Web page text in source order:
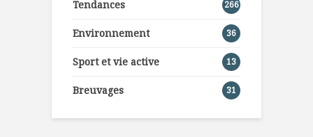
Tendances 266
Environnement 36
Sport et vie active 13
Breuvages 31